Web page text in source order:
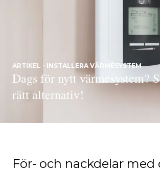
För- och nackdelar med
ARTIKEL - INSTALLERA VÄRMESYSTEM
Dags för nytt värmesystem?
rätt alternativ!